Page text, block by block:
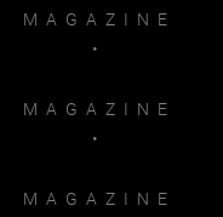
MAGAZINE
MAGAZINE
MAGAZINE